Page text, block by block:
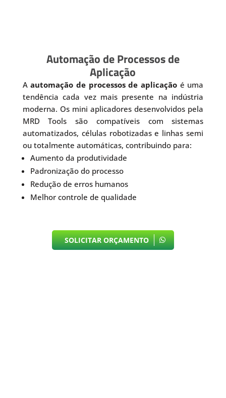
Automação de Processos de
Aplicação
Aautomação de processos de aplicaçãoé uma
tendência cada vez mais presente na indústria
moderna. Os mini aplicadores desenvolvidos pela
MRD Tools são compatíveis com sistemas
automatizados, células robotizadas e linhas semi
ou totalmente automáticas, contribuindo para:
Aumento da produtividade
Padronização do processo
Redução de erros humanos
Melhor controle de qualidade
SOLICITAR ORÇAMENTO